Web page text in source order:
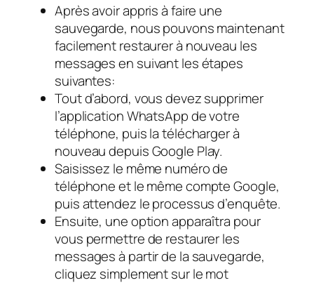
Après avoir appris à faire une
sauvegarde, nous pouvons maintenant
facilement restaurer à nouveau les
messages en suivant les étapes
suivantes:
Tout d’abord, vous devez supprimer
l’application WhatsApp de votre
téléphone, puis la télécharger à
nouveau depuis Google Play.
Saisissez le même numéro de
téléphone et le même compte Google,
puis attendez le processus d’enquête.
Ensuite, une option apparaîtra pour
vous permettre de restaurer les
messages à partir de la sauvegarde,
cliquez simplement sur le mot